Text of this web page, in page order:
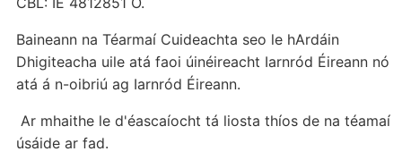
Baineann na Téarmaí Cuideachta seo le hArdáin
Dhigiteacha uile atá faoi úinéireacht Iarnród Éireann nó
atá á n-oibriú ag Iarnród Éireann.
Ar mhaithe le d'éascaíocht tá liosta thíos de na téamaí
úsáide ar fad.